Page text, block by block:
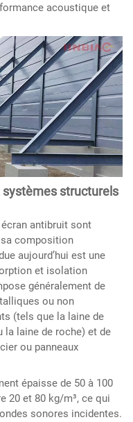
acoustique et
structurels
antibruit sont
composition
aujourd’hui est une
et isolation
généralement de
ou non
(tels que la laine de
la laine de roche) et de
ou panneaux
épaisse de 50 à 100
20 et 80 kg/m³, ce qui
sonores incidentes.